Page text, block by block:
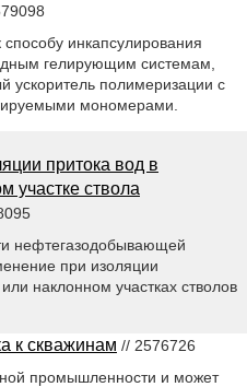
способу инкапсулирования
гелирующим системам,
ускоритель полимеризации с
мономерами.
притока вод в
участке ствола
нефтегазодобывающей
при изоляции
наклонном участках стволов
к скважинам // 2576726
промышленности и может